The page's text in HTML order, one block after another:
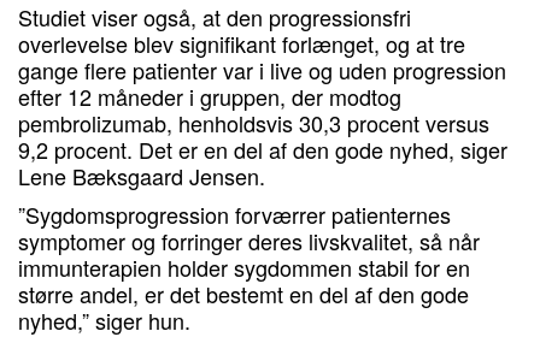
Studiet viser også, at den progressionsfri
overlevelse blev signifikant forlænget, og at tre
gange flere patienter var i live og uden progression
efter 12 måneder i gruppen, der modtog
pembrolizumab, henholdsvis 30,3 procent versus
9,2 procent. Det er en del af den gode nyhed, siger
Lene Bæksgaard Jensen.
”Sygdomsprogression forværrer patienternes
symptomer og forringer deres livskvalitet, så når
immunterapien holder sygdommen stabil for en
større andel, er det bestemt en del af den gode
nyhed,” siger hun.